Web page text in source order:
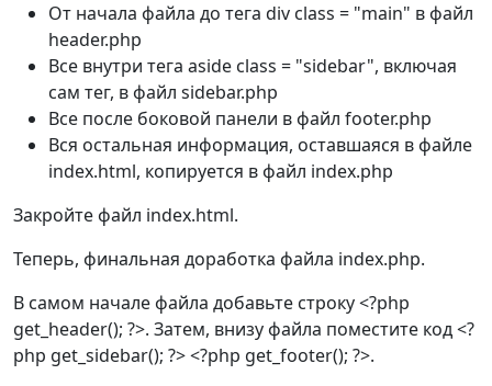
От начала файла до тега div class = "main" в файл
header.php
Все внутри тега aside class = "sidebar", включая
сам тег, в файл sidebar.php
Все после боковой панели в файл footer.php
Вся остальная информация, оставшаяся в файле
index.html, копируется в файл index.php
Закройте файл index.html.
Теперь, финальная доработка файла index.php.
В самом начале файла добавьте строку <?php
get_header(); ?>. Затем, внизу файла поместите код <?
php get_sidebar(); ?> <?php get_footer(); ?>.